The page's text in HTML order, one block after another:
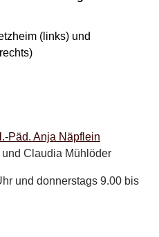
(links) und
Päd. Anja Näpflein
Claudia Mühlöder
und donnerstags 9.00 bis